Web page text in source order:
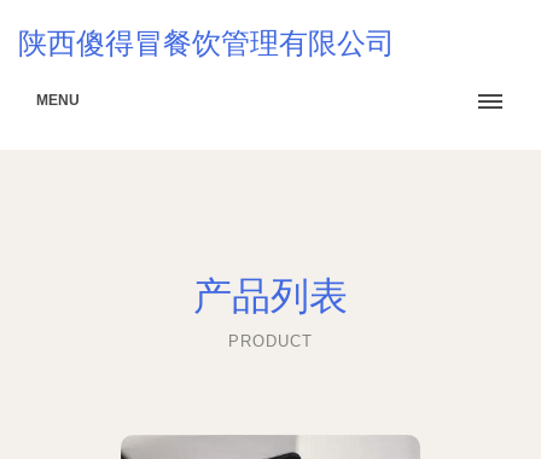
陕西傻得冒餐饮管理有限公司
MENU
产品列表
PRODUCT